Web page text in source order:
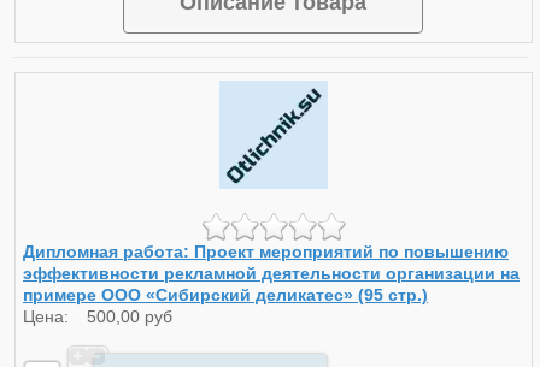
Дипломная работа: Проект мероприятий по повышению
эффективности рекламной деятельности организации на
примере ООО «Сибирский деликатес» (95 стр.)
Цена: 500,00 руб